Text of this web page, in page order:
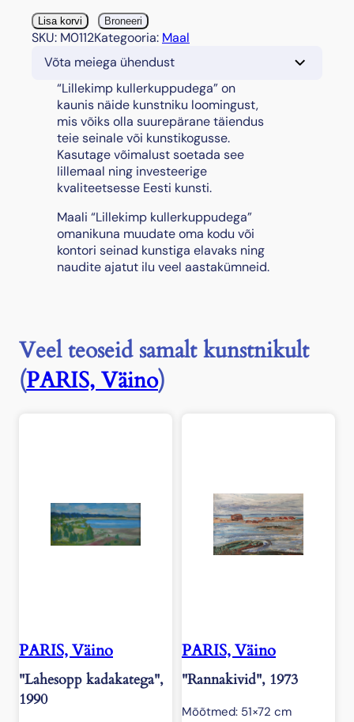
"
L
u
d
e
Lisa korvi Broneeri
SKU: M0112Kategooria: Maal
Võta meiega ühendust
“Lillekimp kullerkuppudega” on
kaunis näide kunstniku loomingust,
mis võiks olla suurepärane täiendus
teie seinale või kunstikogusse.
Kasutage võimalust soetada see
lillemaal ning investeerige
kvaliteetsesse Eesti kunsti.
Maali “Lillekimp kullerkuppudega”
omanikuna muudate oma kodu või
kontori seinad kunstiga elavaks ning
naudite ajatut ilu veel aastakümneid.
Veel teoseid samalt kunstnikult
(PARIS, Väino)
PARIS, Väino
"Lahesopp kadakatega",
1990
PARIS, Väino
"Rannakivid", 1973
Mõõtmed: 51×72 cm